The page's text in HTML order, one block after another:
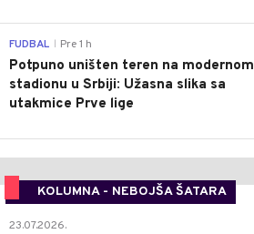
FUDBAL Pre 1 h
Potpuno uništen teren na modernom
stadionu u Srbiji: Užasna slika sa
utakmice Prve lige
KOLUMNA - NEBOJŠA ŠATARA
23.07.2026.